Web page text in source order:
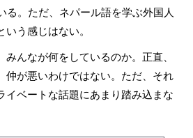
る。ただ、ネパール語を学ぶ外国人
う感じはない。
んなが何をしているのか。正直、
仲が悪いわけではない。ただ、それ
イベートな話題にあまり踏み込まな